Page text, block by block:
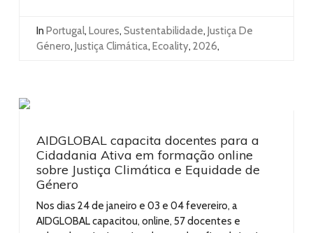
In Portugal, Loures, Sustentabilidade, Justiça De
Género, Justiça Climática, Ecoality, 2026,
AIDGLOBAL capacita docentes para a
Cidadania Ativa em formação online
sobre Justiça Climática e Equidade de
Género
Nos dias 24 de janeiro e 03 e 04 fevereiro, a
AIDGLOBAL capacitou, online, 57 docentes e